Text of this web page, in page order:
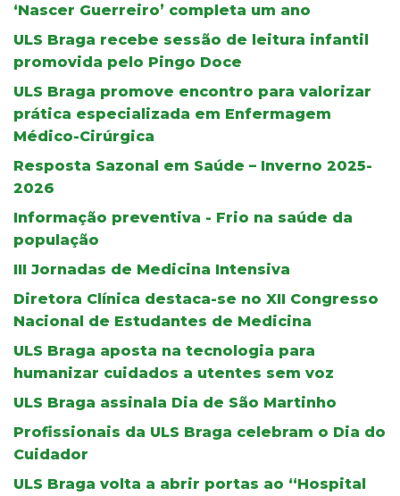
‘Nascer Guerreiro’ completa um ano
ULS Braga recebe sessão de leitura infantil
promovida pelo Pingo Doce
ULS Braga promove encontro para valorizar
prática especializada em Enfermagem
Médico-Cirúrgica
Resposta Sazonal em Saúde – Inverno 2025-
2026
Informação preventiva - Frio na saúde da
população
III Jornadas de Medicina Intensiva
Diretora Clínica destaca-se no XII Congresso
Nacional de Estudantes de Medicina
ULS Braga aposta na tecnologia para
humanizar cuidados a utentes sem voz
ULS Braga assinala Dia de São Martinho
Profissionais da ULS Braga celebram o Dia do
Cuidador
ULS Braga volta a abrir portas ao “Hospital